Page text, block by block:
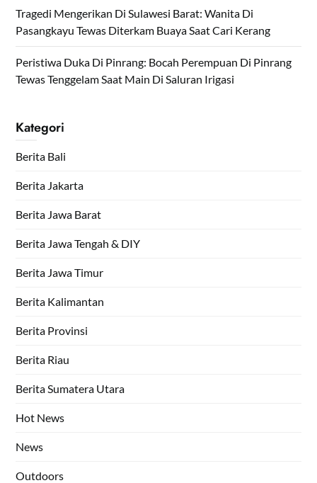
Tragedi Mengerikan Di Sulawesi Barat: Wanita Di
Pasangkayu Tewas Diterkam Buaya Saat Cari Kerang
Peristiwa Duka Di Pinrang: Bocah Perempuan Di Pinrang
Tewas Tenggelam Saat Main Di Saluran Irigasi
Kategori
Berita Bali
Berita Jakarta
Berita Jawa Barat
Berita Jawa Tengah & DIY
Berita Jawa Timur
Berita Kalimantan
Berita Provinsi
Berita Riau
Berita Sumatera Utara
Hot News
News
Outdoors